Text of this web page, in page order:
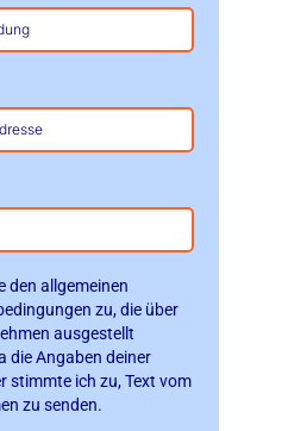
den allgemeinen
zu, die über
ausgestellt
die Angaben deiner
stimmte ich zu, Text vom
zu senden.